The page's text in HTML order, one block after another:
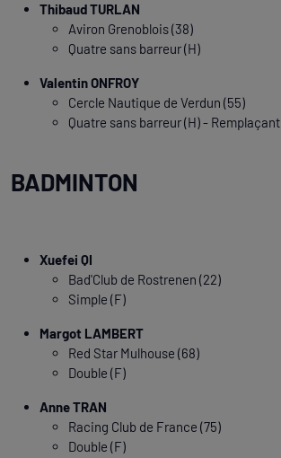
Thibaud TURLAN
Aviron Grenoblois (38)
Quatre sans barreur (H)
Valentin ONFROY
Cercle Nautique de Verdun (55)
Quatre sans barreur (H) - Remplaçant
BADMINTON
Xuefei QI
Bad'Club de Rostrenen (22)
Simple (F)
Margot LAMBERT
Red Star Mulhouse (68)
Double (F)
Anne TRAN
Racing Club de France (75)
Double (F)